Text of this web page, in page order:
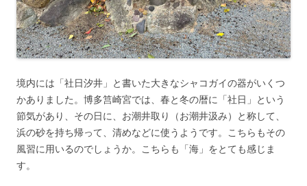
境内には「社日汐井」と書いた大きなシャコガイの器がいくつ
かありました。博多筥崎宮では、春と冬の暦に「社日」という
節気があり、その日に、お潮井取り（お潮井汲み）と称して、
浜の砂を持ち帰って、清めなどに使うようです。こちらもその
風習に用いるのでしょうか。こちらも「海」をとても感じま
す。